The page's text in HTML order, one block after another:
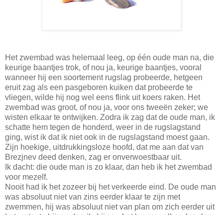
Het zwembad was helemaal leeg, op één oude man na, die
keurige baantjes trok, of nou ja, keurige baantjes, vooral
wanneer hij een soortement rugslag probeerde, hetgeen
eruit zag als een pasgeboren kuiken dat probeerde te
vliegen, wilde hij nog wel eens flink uit koers raken. Het
zwembad was groot, of nou ja, voor ons tweeën zeker; we
wisten elkaar te ontwijken. Zodra ik zag dat de oude man, ik
schatte hem tegen de honderd, weer in de rugslagstand
ging, wist ik dat ik niet ook in de rugslagstand moest gaan.
Zijn hoekige, uitdrukkingsloze hoofd, dat me aan dat van
Brezjnev deed denken, zag er onverwoestbaar uit.
Ik dacht: die oude man is zo klaar, dan heb ik het zwembad
voor mezelf.
Nooit had ik het zozeer bij het verkeerde eind. De oude man
was absoluut niet van zins eerder klaar te zijn met
zwemmen, hij was absoluut niet van plan om zich eerder uit